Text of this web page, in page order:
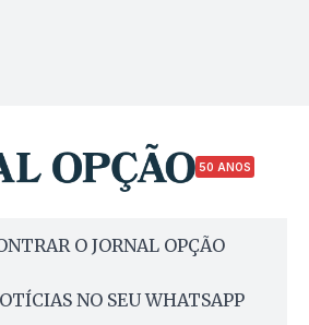
50 ANOS
O JORNAL OPÇÃO
NO SEU WHATSAPP